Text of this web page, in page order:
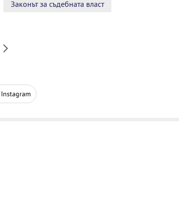
Законът за съдебната власт
Instagram